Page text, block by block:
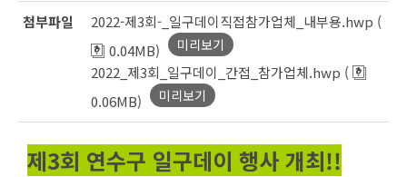
첨부파일
2022-제3회-_일구데이직접참가업체_내부용.hwp (
0.04MB)
미리보기
2022_제3회_일구데이_간접_참가업체.hwp (
0.06MB)
미리보기
제3회 연수구 일구데이 행사 개최!!